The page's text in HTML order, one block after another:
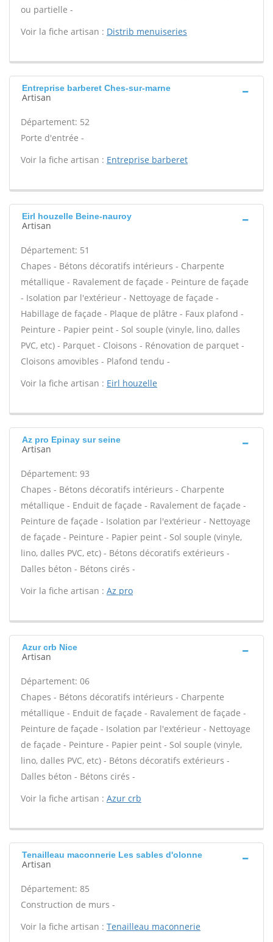
ou partielle -
Voir la fiche artisan : Distrib menuiseries
Entreprise barberet Ches-sur-marne
Artisan
Département: 52
Porte d'entrée -
Voir la fiche artisan : Entreprise barberet
Eirl houzelle Beine-nauroy
Artisan
Département: 51
Chapes - Bétons décoratifs intérieurs - Charpente
métallique - Ravalement de façade - Peinture de façade
- Isolation par l'extérieur - Nettoyage de façade -
Habillage de façade - Plaque de plâtre - Faux plafond -
Peinture - Papier peint - Sol souple (vinyle, lino, dalles
PVC, etc) - Parquet - Cloisons - Rénovation de parquet -
Cloisons amovibles - Plafond tendu -
Voir la fiche artisan : Eirl houzelle
Az pro Epinay sur seine
Artisan
Département: 93
Chapes - Bétons décoratifs intérieurs - Charpente
métallique - Enduit de façade - Ravalement de façade -
Peinture de façade - Isolation par l'extérieur - Nettoyage
de façade - Peinture - Papier peint - Sol souple (vinyle,
lino, dalles PVC, etc) - Bétons décoratifs extérieurs -
Dalles béton - Bétons cirés -
Voir la fiche artisan : Az pro
Azur crb Nice
Artisan
Département: 06
Chapes - Bétons décoratifs intérieurs - Charpente
métallique - Enduit de façade - Ravalement de façade -
Peinture de façade - Isolation par l'extérieur - Nettoyage
de façade - Peinture - Papier peint - Sol souple (vinyle,
lino, dalles PVC, etc) - Bétons décoratifs extérieurs -
Dalles béton - Bétons cirés -
Voir la fiche artisan : Azur crb
Tenailleau maconnerie Les sables d'olonne
Artisan
Département: 85
Construction de murs -
Voir la fiche artisan : Tenailleau maconnerie